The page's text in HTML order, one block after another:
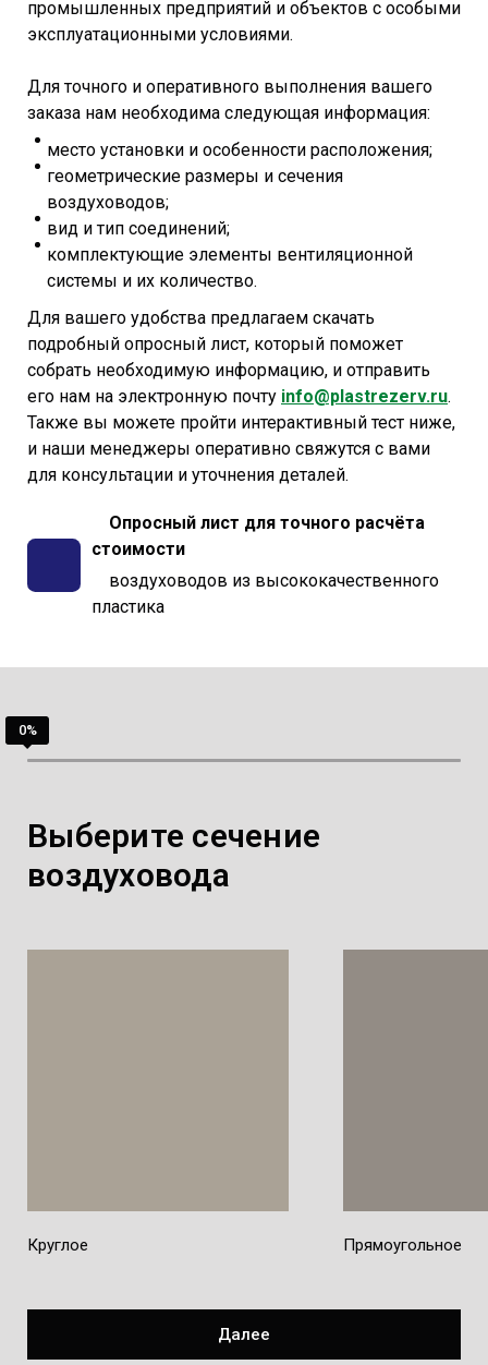
промышленных предприятий и объектов с особыми
эксплуатационными условиями.
Для точного и оперативного выполнения вашего
заказа нам необходима следующая информация:
место установки и особенности расположения;
геометрические размеры и сечения
воздуховодов;
вид и тип соединений;
комплектующие элементы вентиляционной
системы и их количество.
Для вашего удобства предлагаем скачать
подробный опросный лист, который поможет
собрать необходимую информацию, и отправить
его нам на электронную почту info@plastrezerv.ru.
Также вы можете пройти интерактивный тест ниже,
и наши менеджеры оперативно свяжутся с вами
для консультации и уточнения деталей.
Опросный лист для точного расчёта
стоимости
воздуховодов из высококачественного
пластика
Выберите сечение
воздуховода
Круглое Прямоугольное
Далее